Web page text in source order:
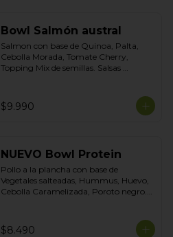
Bowl Salmón austral
Salmon con base de Quinoa, Palta,
Cebolla Morada, Tomate Cherry,
Topping Mix de semillas. Salsas
$9.990
NUEVO Bowl Protein
Pollo a la plancha con base de
Vegetales salteadas, Hummus, Huevo,
Cebolla Caramelizada, Poroto negro.
$8.490